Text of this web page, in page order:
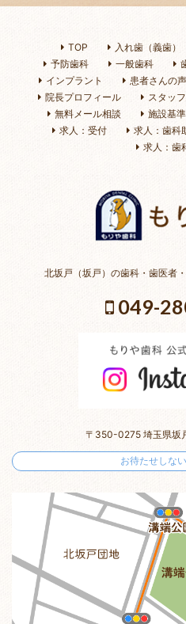
TOP 入れ歯（義歯）
予防歯科
一般歯科
インプラント
患者さんの声
院長プロフィール
スタッ
無料メール相談
施設基
求人：受付
求人：歯科
求人：歯
北坂戸（坂戸）の歯科・歯医者
049-
〒350-0275 埼玉県坂
お待たせしな